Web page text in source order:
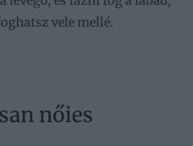
vele mellé.
nőies